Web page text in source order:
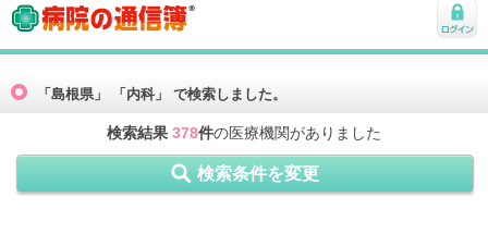
病院の通信簿
ログ
「島根県」 「内科」 で検索しました。
検索結果 378件の医療機関がありました
検索条件を変更